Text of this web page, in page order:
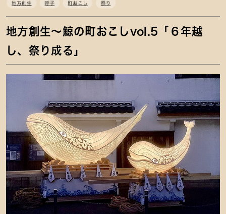
地方創生 呼子 町おこし 祭り
地方創生〜鯨の町おこしvol.5「６年越
し、祭り成る」